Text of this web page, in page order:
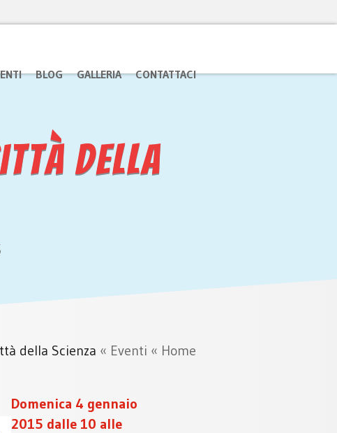
BLOG GALLERIA CONTATTACI
della
della Scienza « Eventi « Home
Domenica 4 gennaio
2015 dalle 10 alle